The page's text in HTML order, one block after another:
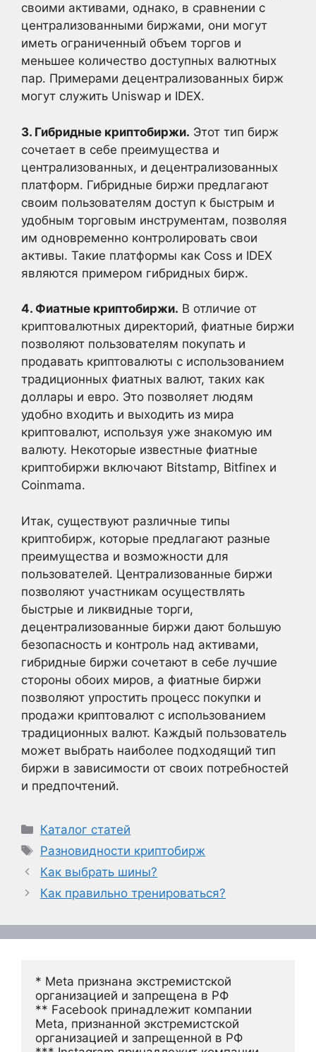
своими активами, однако, в сравнении с
централизованными биржами, они могут
иметь ограниченный объем торгов и
меньшее количество доступных валютных
пар. Примерами децентрализованных бирж
могут служить Uniswap и IDEX.
3. Гибридные криптобиржи. Этот тип бирж
сочетает в себе преимущества и
централизованных, и децентрализованных
платформ. Гибридные биржи предлагают
своим пользователям доступ к быстрым и
удобным торговым инструментам, позволяя
им одновременно контролировать свои
активы. Такие платформы как Coss и IDEX
являются примером гибридных бирж.
4. Фиатные криптобиржи. В отличие от
криптовалютных директорий, фиатные биржи
позволяют пользователям покупать и
продавать криптовалюты с использованием
традиционных фиатных валют, таких как
доллары и евро. Это позволяет людям
удобно входить и выходить из мира
криптовалют, используя уже знакомую им
валюту. Некоторые известные фиатные
криптобиржи включают Bitstamp, Bitfinex и
Coinmama.
Итак, существуют различные типы
криптобирж, которые предлагают разные
преимущества и возможности для
пользователей. Централизованные биржи
позволяют участникам осуществлять
быстрые и ликвидные торги,
децентрализованные биржи дают большую
безопасность и контроль над активами,
гибридные биржи сочетают в себе лучшие
стороны обоих миров, а фиатные биржи
позволяют упростить процесс покупки и
продажи криптовалют с использованием
традиционных валют. Каждый пользователь
может выбрать наиболее подходящий тип
биржи в зависимости от своих потребностей
и предпочтений.
Рубрики
Каталог статей
Метки
Разновидности криптобирж
Как выбрать шины?
Как правильно тренироваться?
* Meta признана экстремистской
организацией и запрещена в РФ
** Facebook принадлежит компании
Meta, признанной экстремистской
организацией и запрещенной в РФ